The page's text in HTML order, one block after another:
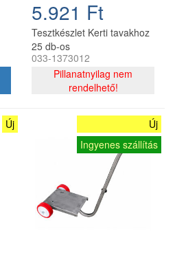
5.921 Ft
Tesztkészlet Kerti tavakhoz
25 db-os
033-1373012
Pillanatnyilag nem
rendelhető!
Új
Új
Ingyenes szállítás